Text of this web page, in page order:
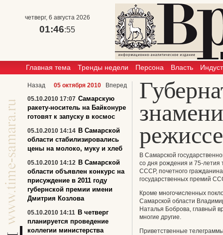
четверг, 6 августа 2026
01:46:56
Главная тема Тренды недели Персона Власть
В Самарской
со дня рождения и 75-летия
СССР, почетного
государственных премий
Кроме многочисленных
Самарской области
Наталья Боброва, главный
многие другие.
Приветственные
Назад 05 октября 2010
Вперед
05.10.2010 17:07 Самарскую
ракету-носитель на Байконуре
готовят к запуску в космос
05.10.2010 14:14 В Самарской
области стабилизировались
цены на молоко, муку и хлеб
05.10.2010 14:12 В Самарской
области объявлен конкурс на
присуждение в 2011 году
губернской премии имени
Дмитрия Козлова
05.10.2010 14:11 В четверг
планируется проведение
коллегии министерства